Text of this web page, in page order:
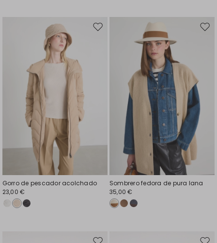
Mover
Gorro de pescador acolchado
23,00 €
Sombrero fedora de pura lana
35,00 €